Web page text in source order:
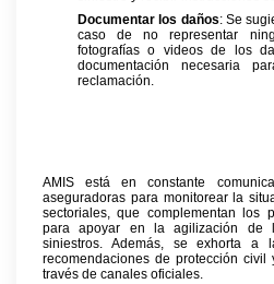
Documentar los daños: Se
caso de no representar
fotografías o videos de los
documentación necesaria
reclamación.
AMIS está en constante
aseguradoras para monitorear la
sectoriales, que complementan los
para apoyar en la agilización de
siniestros. Además, se exhorta a
recomendaciones de protección
través de canales oficiales.